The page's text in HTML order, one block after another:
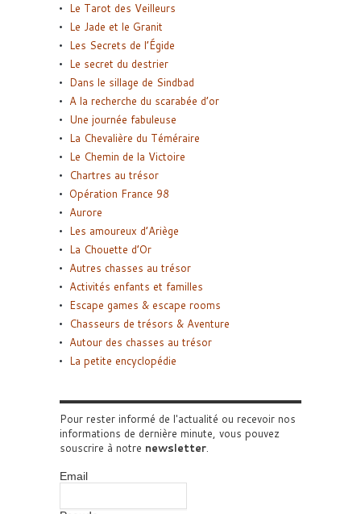
Le Tarot des Veilleurs
Le Jade et le Granit
Les Secrets de l’Égide
Le secret du destrier
Dans le sillage de Sindbad
A la recherche du scarabée d’or
Une journée fabuleuse
La Chevalière du Téméraire
Le Chemin de la Victoire
Chartres au trésor
Opération France 98
Aurore
Les amoureux d’Ariège
La Chouette d’Or
Autres chasses au trésor
Activités enfants et familles
Escape games & escape rooms
Chasseurs de trésors & Aventure
Autour des chasses au trésor
La petite encyclopédie
Pour rester informé de l'actualité ou recevoir nos
informations de dernière minute, vous pouvez
souscrire à notre newsletter.
Email